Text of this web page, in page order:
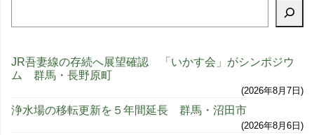
JR吾妻線の存続へ展望確認 「いかす会」がシンポジウ
ム 群馬・長野原町
2026年8月7日
浄水場の移転更新を５年間延長 群馬・沼田市
2026年8月6日